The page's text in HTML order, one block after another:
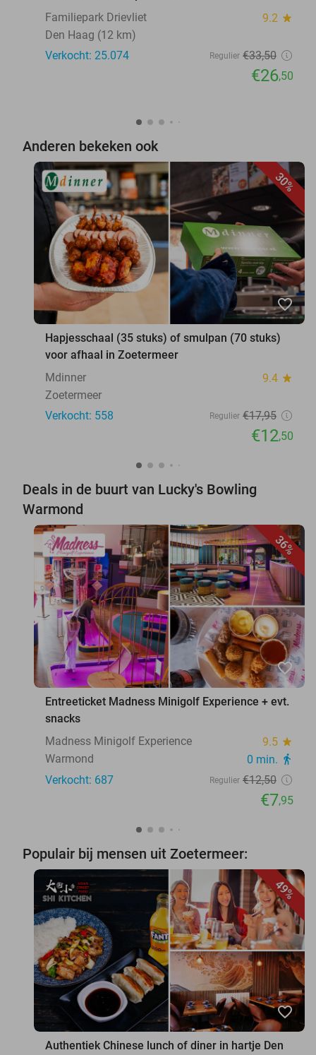
Familiepark Drievliet
9.2 star
Den Haag (12 km)
Verkocht: 25.074
Regulier €33,50
€26,50
Anderen bekeken ook
30%
favorite_border
Hapjesschaal (35 stuks) of smulpan (70 stuks)
voor afhaal in Zoetermeer
Mdinner
9.4 star
Zoetermeer
Verkocht: 558
Regulier €17,95
€12,50
Deals in de buurt van Lucky's Bowling
Warmond
36%
favorite_border
Entreeticket Madness Minigolf Experience + evt.
snacks
Madness Minigolf Experience
9.5 star
Warmond 0 min. directions_walk
Verkocht: 687 Regulier €12,50
€7,95
Populair bij mensen uit Zoetermeer:
49%
favorite_border
Authentiek Chinese lunch of diner in hartje Den